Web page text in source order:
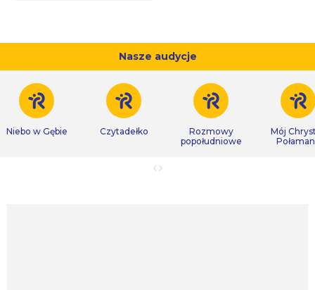
Nasze audycje
Niebo w Gębie Czytadełko
Rozmowy
popołudniowe
Mój